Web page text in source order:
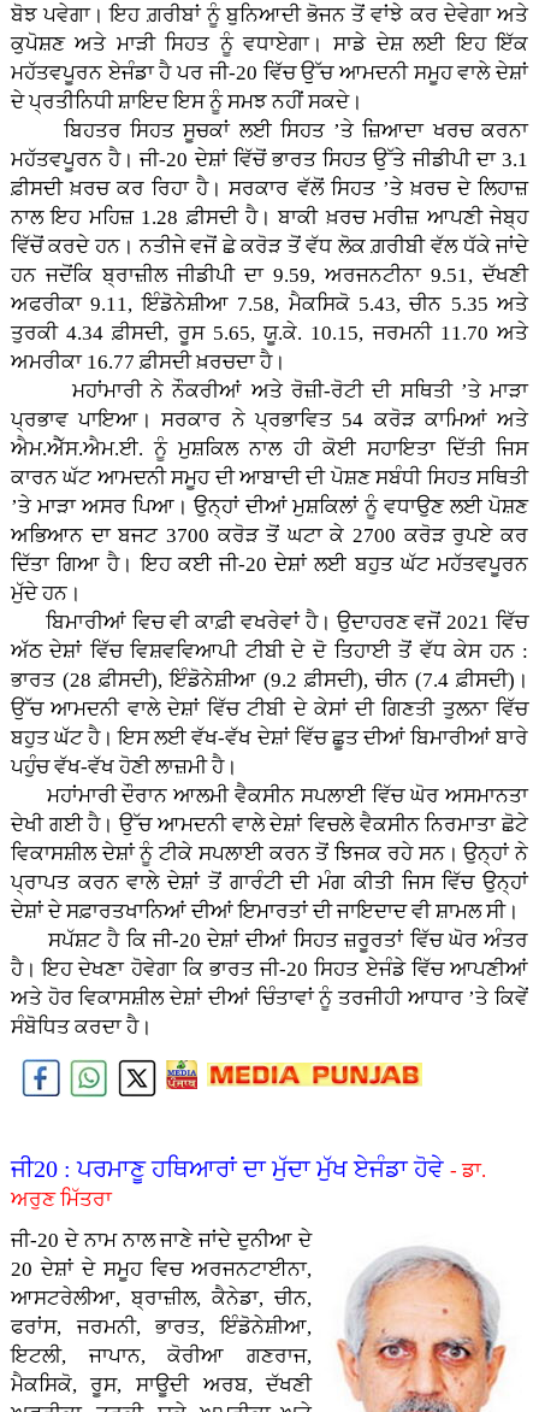
ਬੋਝ ਪਵੇਗਾ। ਇਹ ਗ਼ਰੀਬਾਂ ਨੂੰ ਬੁਨਿਆਦੀ ਭੋਜਨ ਤੋਂ ਵਾਂਝੇ ਕਰ ਦੇਵੇਗਾ ਅਤੇ
ਕੁਪੋਸ਼ਣ ਅਤੇ ਮਾੜੀ ਸਿਹਤ ਨੂੰ ਵਧਾਏਗਾ। ਸਾਡੇ ਦੇਸ਼ ਲਈ ਇਹ ਇੱਕ
ਮਹੱਤਵਪੂਰਨ ਏਜੰਡਾ ਹੈ ਪਰ ਜੀ-20 ਵਿੱਚ ਉੱਚ ਆਮਦਨੀ ਸਮੂਹ ਵਾਲੇ ਦੇਸ਼ਾਂ
ਦੇ ਪ੍ਰਤੀਨਿਧੀ ਸ਼ਾਇਦ ਇਸ ਨੂੰ ਸਮਝ ਨਹੀਂ ਸਕਦੇ।
ਬਿਹਤਰ ਸਿਹਤ ਸੂਚਕਾਂ ਲਈ ਸਿਹਤ ’ਤੇ ਜ਼ਿਆਦਾ ਖਰਚ ਕਰਨਾ
ਮਹੱਤਵਪੂਰਨ ਹੈ। ਜੀ-20 ਦੇਸ਼ਾਂ ਵਿੱਚੋਂ ਭਾਰਤ ਸਿਹਤ ਉੱਤੇ ਜੀਡੀਪੀ ਦਾ 3.1
ਫ਼ੀਸਦੀ ਖ਼ਰਚ ਕਰ ਰਿਹਾ ਹੈ। ਸਰਕਾਰ ਵੱਲੋਂ ਸਿਹਤ ’ਤੇ ਖ਼ਰਚ ਦੇ ਲਿਹਾਜ਼
ਨਾਲ ਇਹ ਮਹਿਜ਼ 1.28 ਫ਼ੀਸਦੀ ਹੈ। ਬਾਕੀ ਖ਼ਰਚ ਮਰੀਜ਼ ਆਪਣੀ ਜੇਬ੍ਹ
ਵਿੱਚੋਂ ਕਰਦੇ ਹਨ। ਨਤੀਜੇ ਵਜੋਂ ਛੇ ਕਰੋੜ ਤੋਂ ਵੱਧ ਲੋਕ ਗ਼ਰੀਬੀ ਵੱਲ ਧੱਕੇ ਜਾਂਦੇ
ਹਨ ਜਦੋਂਕਿ ਬ੍ਰਾਜ਼ੀਲ ਜੀਡੀਪੀ ਦਾ 9.59, ਅਰਜਨਟੀਨਾ 9.51, ਦੱਖਣੀ
ਅਫਰੀਕਾ 9.11, ਇੰਡੋਨੇਸ਼ੀਆ 7.58, ਮੈਕਸਿਕੋ 5.43, ਚੀਨ 5.35 ਅਤੇ
ਤੁਰਕੀ 4.34 ਫ਼ੀਸਦੀ, ਰੂਸ 5.65, ਯੂ.ਕੇ. 10.15, ਜਰਮਨੀ 11.70 ਅਤੇ
ਅਮਰੀਕਾ 16.77 ਫ਼ੀਸਦੀ ਖ਼ਰਚਦਾ ਹੈ।
ਮਹਾਂਮਾਰੀ ਨੇ ਨੌਕਰੀਆਂ ਅਤੇ ਰੋਜ਼ੀ-ਰੋਟੀ ਦੀ ਸਥਿਤੀ ’ਤੇ ਮਾੜਾ
ਪ੍ਰਭਾਵ ਪਾਇਆ। ਸਰਕਾਰ ਨੇ ਪ੍ਰਭਾਵਿਤ 54 ਕਰੋੜ ਕਾਮਿਆਂ ਅਤੇ
ਐਮ.ਐੱਸ.ਐਮ.ਈ. ਨੂੰ ਮੁਸ਼ਕਿਲ ਨਾਲ ਹੀ ਕੋਈ ਸਹਾਇਤਾ ਦਿੱਤੀ ਜਿਸ
ਕਾਰਨ ਘੱਟ ਆਮਦਨੀ ਸਮੂਹ ਦੀ ਆਬਾਦੀ ਦੀ ਪੋਸ਼ਣ ਸਬੰਧੀ ਸਿਹਤ ਸਥਿਤੀ
’ਤੇ ਮਾੜਾ ਅਸਰ ਪਿਆ। ਉਨ੍ਹਾਂ ਦੀਆਂ ਮੁਸ਼ਕਿਲਾਂ ਨੂੰ ਵਧਾਉਣ ਲਈ ਪੋਸ਼ਣ
ਅਭਿਆਨ ਦਾ ਬਜਟ 3700 ਕਰੋੜ ਤੋਂ ਘਟਾ ਕੇ 2700 ਕਰੋੜ ਰੁਪਏ ਕਰ
ਦਿੱਤਾ ਗਿਆ ਹੈ। ਇਹ ਕਈ ਜੀ-20 ਦੇਸ਼ਾਂ ਲਈ ਬਹੁਤ ਘੱਟ ਮਹੱਤਵਪੂਰਨ
ਮੁੱਦੇ ਹਨ।
ਬਿਮਾਰੀਆਂ ਵਿਚ ਵੀ ਕਾਫ਼ੀ ਵਖਰੇਵਾਂ ਹੈ। ਉਦਾਹਰਣ ਵਜੋਂ 2021 ਵਿੱਚ
ਅੱਠ ਦੇਸ਼ਾਂ ਵਿੱਚ ਵਿਸ਼ਵਵਿਆਪੀ ਟੀਬੀ ਦੇ ਦੋ ਤਿਹਾਈ ਤੋਂ ਵੱਧ ਕੇਸ ਹਨ :
ਭਾਰਤ (28 ਫ਼ੀਸਦੀ), ਇੰਡੋਨੇਸ਼ੀਆ (9.2 ਫ਼ੀਸਦੀ), ਚੀਨ (7.4 ਫ਼ੀਸਦੀ)।
ਉੱਚ ਆਮਦਨੀ ਵਾਲੇ ਦੇਸ਼ਾਂ ਵਿੱਚ ਟੀਬੀ ਦੇ ਕੇਸਾਂ ਦੀ ਗਿਣਤੀ ਤੁਲਨਾ ਵਿੱਚ
ਬਹੁਤ ਘੱਟ ਹੈ। ਇਸ ਲਈ ਵੱਖ-ਵੱਖ ਦੇਸ਼ਾਂ ਵਿੱਚ ਛੂਤ ਦੀਆਂ ਬਿਮਾਰੀਆਂ ਬਾਰੇ
ਪਹੁੰਚ ਵੱਖ-ਵੱਖ ਹੋਣੀ ਲਾਜ਼ਮੀ ਹੈ।
ਮਹਾਂਮਾਰੀ ਦੌਰਾਨ ਆਲਮੀ ਵੈਕਸੀਨ ਸਪਲਾਈ ਵਿੱਚ ਘੋਰ ਅਸਮਾਨਤਾ
ਦੇਖੀ ਗਈ ਹੈ। ਉੱਚ ਆਮਦਨੀ ਵਾਲੇ ਦੇਸ਼ਾਂ ਵਿਚਲੇ ਵੈਕਸੀਨ ਨਿਰਮਾਤਾ ਛੋਟੇ
ਵਿਕਾਸਸ਼ੀਲ ਦੇਸ਼ਾਂ ਨੂੰ ਟੀਕੇ ਸਪਲਾਈ ਕਰਨ ਤੋਂ ਝਿਜਕ ਰਹੇ ਸਨ। ਉਨ੍ਹਾਂ ਨੇ
ਪ੍ਰਾਪਤ ਕਰਨ ਵਾਲੇ ਦੇਸ਼ਾਂ ਤੋਂ ਗਾਰੰਟੀ ਦੀ ਮੰਗ ਕੀਤੀ ਜਿਸ ਵਿੱਚ ਉਨ੍ਹਾਂ
ਦੇਸ਼ਾਂ ਦੇ ਸਫ਼ਾਰਤਖਾਨਿਆਂ ਦੀਆਂ ਇਮਾਰਤਾਂ ਦੀ ਜਾਇਦਾਦ ਵੀ ਸ਼ਾਮਲ ਸੀ।
ਸਪੱਸ਼ਟ ਹੈ ਕਿ ਜੀ-20 ਦੇਸ਼ਾਂ ਦੀਆਂ ਸਿਹਤ ਜ਼ਰੂਰਤਾਂ ਵਿੱਚ ਘੋਰ ਅੰਤਰ
ਹੈ। ਇਹ ਦੇਖਣਾ ਹੋਵੇਗਾ ਕਿ ਭਾਰਤ ਜੀ-20 ਸਿਹਤ ਏਜੰਡੇ ਵਿੱਚ ਆਪਣੀਆਂ
ਅਤੇ ਹੋਰ ਵਿਕਾਸਸ਼ੀਲ ਦੇਸ਼ਾਂ ਦੀਆਂ ਚਿੰਤਾਵਾਂ ਨੂੰ ਤਰਜੀਹੀ ਆਧਾਰ ’ਤੇ ਕਿਵੇਂ
ਸੰਬੋਧਿਤ ਕਰਦਾ ਹੈ।
ਜੀ20 : ਪਰਮਾਣੂ ਹਥਿਆਰਾਂ ਦਾ ਮੁੱਦਾ ਮੁੱਖ ਏਜੰਡਾ ਹੋਵੇ - ਡਾ.
ਅਰੁਣ ਮਿੱਤਰਾ
ਜੀ-20 ਦੇ ਨਾਮ ਨਾਲ ਜਾਣੇ ਜਾਂਦੇ ਦੁਨੀਆ ਦੇ
20 ਦੇਸ਼ਾਂ ਦੇ ਸਮੂਹ ਵਿਚ ਅਰਜਨਟਾਈਨਾ,
ਆਸਟਰੇਲੀਆ, ਬ੍ਰਾਜ਼ੀਲ, ਕੈਨੇਡਾ, ਚੀਨ,
ਫਰਾਂਸ, ਜਰਮਨੀ, ਭਾਰਤ, ਇੰਡੋਨੇਸ਼ੀਆ,
ਇਟਲੀ, ਜਾਪਾਨ, ਕੋਰੀਆ ਗਣਰਾਜ,
ਮੈਕਸਿਕੋ, ਰੂਸ, ਸਾਊਦੀ ਅਰਬ, ਦੱਖਣੀ